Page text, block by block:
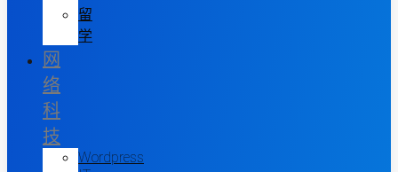
留
学
网
络
科
技
Wordpress